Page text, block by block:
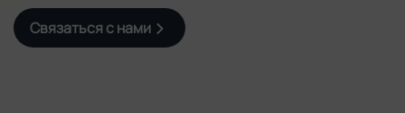
Связаться с нами